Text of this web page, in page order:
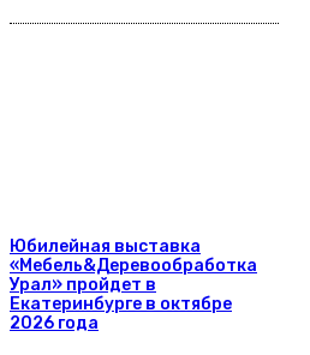
Юбилейная выставка
«Мебель&Деревообработка
Урал» пройдет в
Екатеринбурге в октябре
2026 года